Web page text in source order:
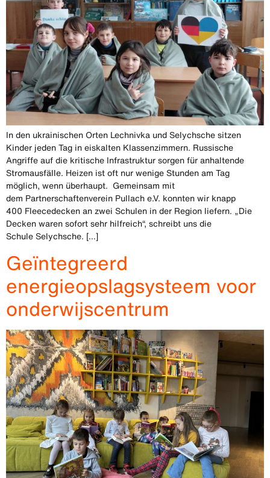
In den ukrainischen Orten Lechnivka und Selychsche sitzen
Kinder jeden Tag in eiskalten Klassenzimmern. Russische
Angriffe auf die kritische Infrastruktur sorgen für anhaltende
Stromausfälle. Heizen ist oft nur wenige Stunden am Tag
möglich, wenn überhaupt. Gemeinsam mit
dem Partnerschaftenverein Pullach e.V. konnten wir knapp
400 Fleecedecken an zwei Schulen in der Region liefern. „Die
Decken waren sofort sehr hilfreich“, schreibt uns die
Schule Selychsche. […]
Geïntegreerd
energieopslagsysteem voor
onderwijscentrum